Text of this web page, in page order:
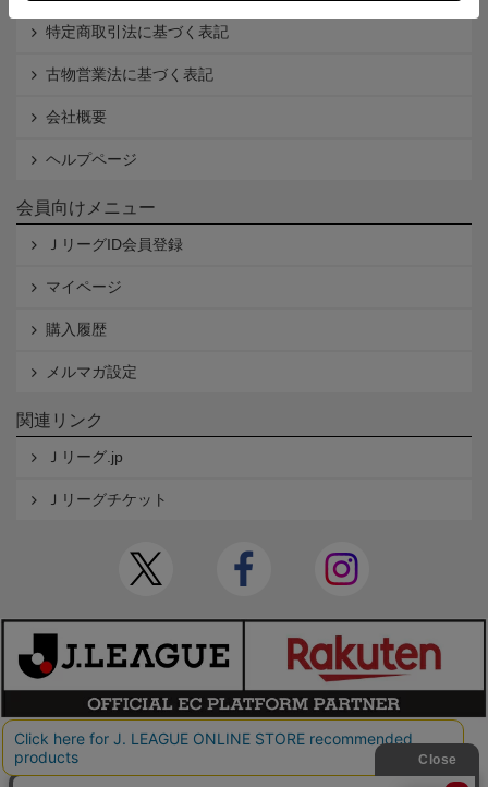
特定商取引法に基づく表記
古物営業法に基づく表記
会社概要
ヘルプページ
会員向けメニュー
ＪリーグID会員登録
マイページ
購入履歴
メルマガ設定
関連リンク
Ｊリーグ.jp
Ｊリーグチケット
本サイトで使用している文章・画像等の無断での複製・転載を禁止します。
© JAPAN PROFESSIONAL FOOTBALL LEAGUE Rakuten Group, Inc. ALL RIGHTS RE